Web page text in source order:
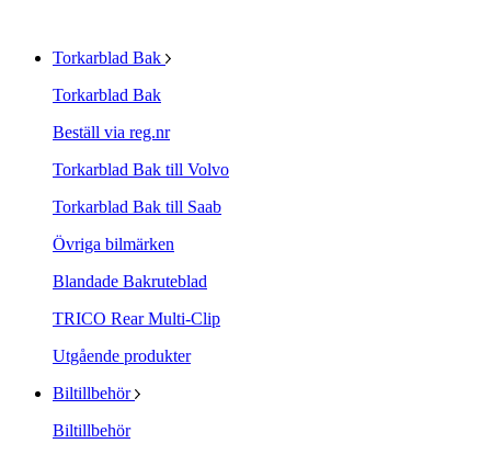
Torkarblad Bak
Torkarblad Bak
Beställ via reg.nr
Torkarblad Bak till Volvo
Torkarblad Bak till Saab
Övriga bilmärken
Blandade Bakruteblad
TRICO Rear Multi-Clip
Utgående produkter
Biltillbehör
Biltillbehör